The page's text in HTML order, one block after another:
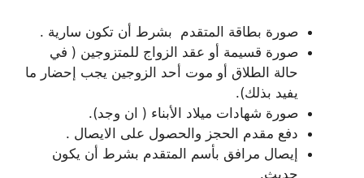
صورة بطاقة المتقدم بشرط أن تكون سارية .
صورة قسيمة أو عقد الزواج للمتزوجين ( في
حالة الطلاق أو موت أحد الزوجين يجب إحضار ما
يفيد بذلك).
صورة شهادات ميلاد الأبناء ( ان وجد).
دفع مقدم الحجز والحصول على الايصال .
إيصال مرافق بأسم المتقدم بشرط أن يكون
حديث.